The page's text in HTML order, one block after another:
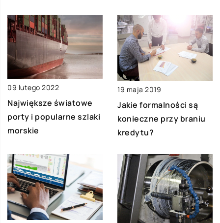
09 lutego 2022
Największe światowe
porty i popularne szlaki
morskie
19 maja 2019
Jakie formalności są
konieczne przy braniu
kredytu?